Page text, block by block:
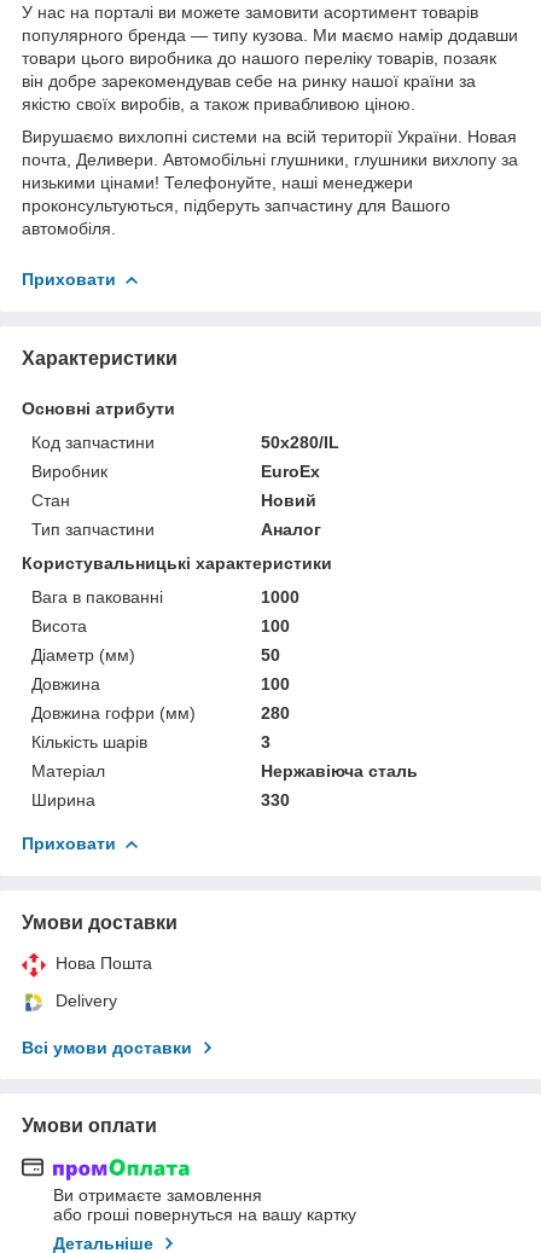
У нас на порталі ви можете замовити асортимент товарів
популярного бренда — типу кузова. Ми маємо намір додавши
товари цього виробника до нашого переліку товарів, позаяк
він добре зарекомендував себе на ринку нашої країни за
якістю своїх виробів, а також привабливою ціною.
Вирушаємо вихлопні системи на всій території України. Новая
почта, Деливери. Автомобільні глушники, глушники вихлопу за
низькими цінами! Телефонуйте, наші менеджери
проконсультуються, підберуть запчастину для Вашого
автомобіля.
Приховати
Характеристики
Основні атрибути
Код запчастини
50x280/IL
Виробник
EuroEx
Стан
Новий
Тип запчастини
Аналог
Користувальницькі характеристики
Вага в пакованні
1000
Висота
100
Діаметр (мм)
50
Довжина
100
Довжина гофри (мм)
280
Кількість шарів
3
Матеріал
Нержавіюча сталь
Ширина
330
Приховати
Умови доставки
Нова Пошта
Delivery
Всі умови доставки
Умови оплати
Ви отримаєте замовлення
або гроші повернуться на вашу картку
Детальніше